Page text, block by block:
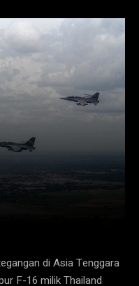
di Asia Tenggara
F-16 milik Thailand